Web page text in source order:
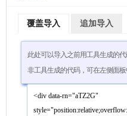
覆盖导入 追加导入
此处可以导入之前用工具生成的
非工具生成的代码，可在左侧面板